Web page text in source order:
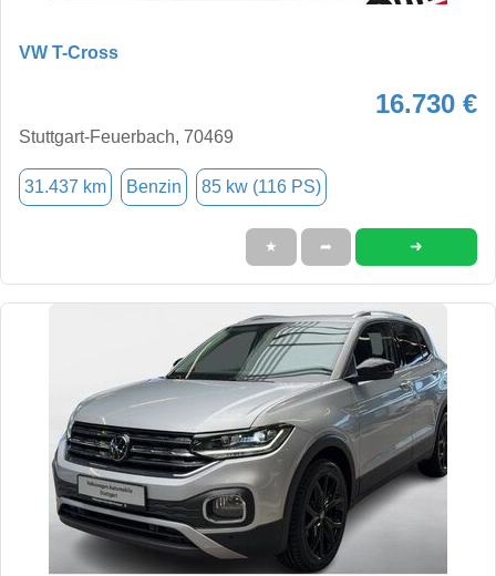
VW T-Cross
16.730 €
Stuttgart-Feuerbach, 70469
31.437 km Benzin 85 kw (116 PS)
★ ➦ ➜